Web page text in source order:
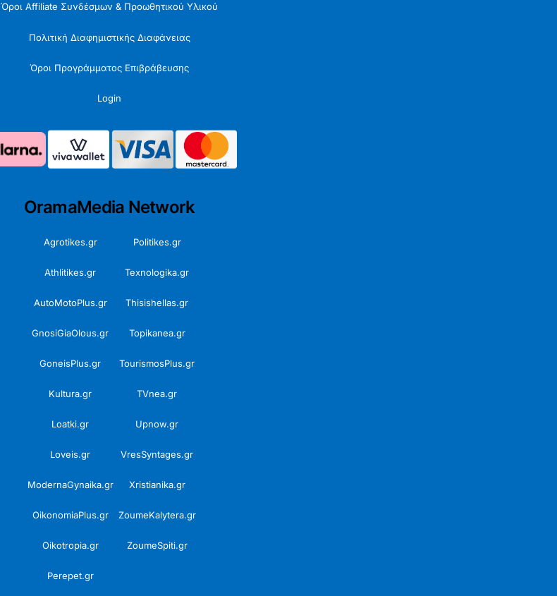
Όροι Affiliate Συνδέσμων & Προωθητικού Υλικού
Πολιτική Διαφημιστικής Διαφάνειας
Όροι Προγράμματος Επιβράβευσης
Login
OramaMedia Network
Agrotikes.gr Politikes.gr
Athlitikes.gr Texnologika.gr
AutoMotoPlus.gr Thisishellas.gr
GnosiGiaOlous.gr Topikanea.gr
GoneisPlus.gr TourismosPlus.gr
Kultura.gr TVnea.gr
Loatki.gr Upnow.gr
Loveis.gr VresSyntages.gr
ModernaGynaika.gr Xristianika.gr
OikonomiaPlus.gr ZoumeKalytera.gr
Oikotropia.gr ZoumeSpiti.gr
Perepet.gr